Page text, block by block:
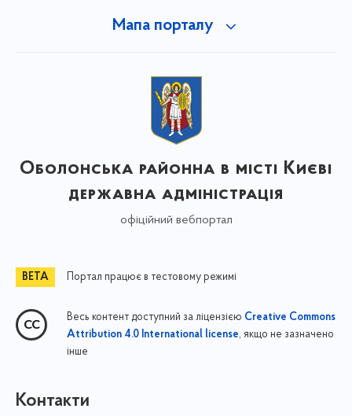
Мапа порталу
Оболонська районна в місті Києві
державна адміністрація
офіційний вебпортал
Портал працює в тестовому режимі
Весь контент доступний за ліцензією Creative Commons
Attribution 4.0 International license, якщо не зазначено
інше
Контакти